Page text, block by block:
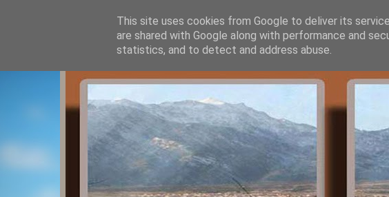
This site uses cookies from Google to deliver its
are shared with Google along with performance and
statistics, and to detect and address abuse.